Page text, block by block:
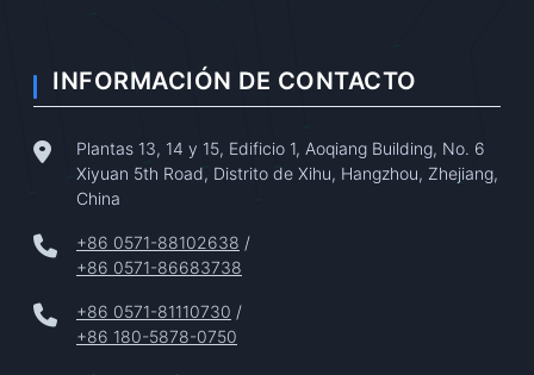
INFORMACIÓN DE CONTACTO
Plantas 13, 14 y 15, Edificio 1, Aoqiang Building, No. 6
Xiyuan 5th Road, Distrito de Xihu, Hangzhou, Zhejiang,
China
+86 0571-88102638 /
+86 0571-86683738
+86 0571-81110730 /
+86 180-5878-0750